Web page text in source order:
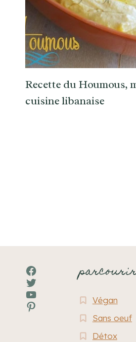
Recette du Houmous,
cuisine libanaise
Facebook
Twitter
YouTube
Pinterest
Végan
Sans oeuf
Détox